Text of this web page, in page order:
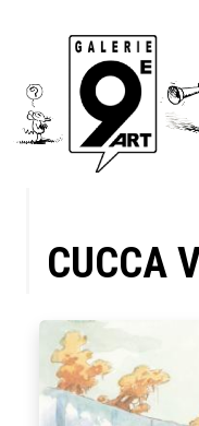
CUCCA